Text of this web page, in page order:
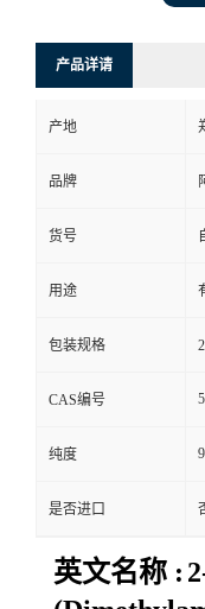
言
产品详请
产地
品牌
货号
用途
包装规格
CAS编号
纯度
是否进口
英文名称 :